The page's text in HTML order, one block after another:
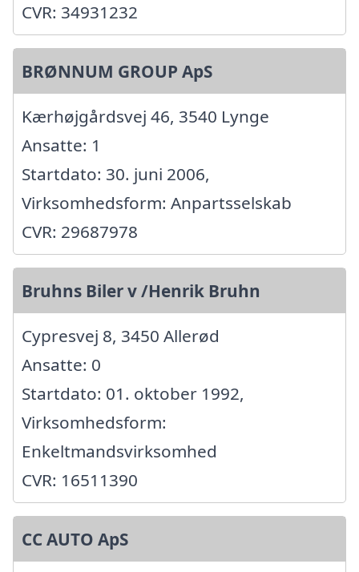
CVR: 34931232
BRØNNUM GROUP ApS
Kærhøjgårdsvej 46, 3540 Lynge
Ansatte: 1
Startdato: 30. juni 2006,
Virksomhedsform: Anpartsselskab
CVR: 29687978
Bruhns Biler v /Henrik Bruhn
Cypresvej 8, 3450 Allerød
Ansatte: 0
Startdato: 01. oktober 1992,
Virksomhedsform:
Enkeltmandsvirksomhed
CVR: 16511390
CC AUTO ApS